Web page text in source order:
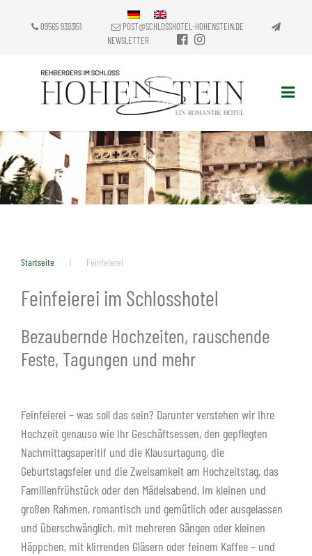
09565 9393151
POST@SCHLOSSHOTEL-HOHENSTEIN.DE
NEWSLETTER
Startseite | Feinfeierei
Feinfeierei im Schlosshotel
Bezaubernde Hochzeiten, rauschende
Feste, Tagungen und mehr
Feinfeierei – was soll das sein? Darunter verstehen wir Ihre
Hochzeit genauso wie Ihr Geschäftsessen, den gepflegten
Nachmittagsaperitif und die Klausurtagung, die
Geburtstagsfeier und die Zweisamkeit am Hochzeitstag, das
Familienfrühstück oder den Mädelsabend. Im kleinen und
großen Rahmen, romantisch und gemütlich oder ausgelassen
und überschwänglich, mit mehreren Gängen oder kleinen
Häppchen, mit klirrenden Gläsern oder feinem Kaffee – und